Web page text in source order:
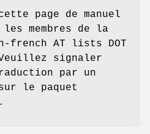
page de manuel
membres de la
french AT lists DOT
Veuillez signaler
par un
le paquet